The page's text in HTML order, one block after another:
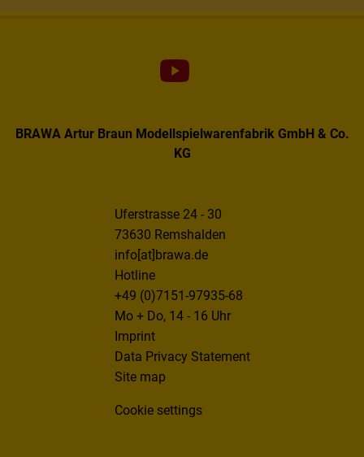
BRAWA Artur Braun Modellspielwarenfabrik GmbH & Co.
KG
Uferstrasse 24 - 30
73630 Remshalden
info[at]brawa.de
Hotline
+49 (0)7151-97935-68
Mo + Do, 14 - 16 Uhr
Imprint
Data Privacy Statement
Site map
Cookie settings